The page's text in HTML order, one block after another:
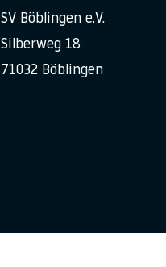
SV Böblingen e.V.
Silberweg 18
71032 Böblingen